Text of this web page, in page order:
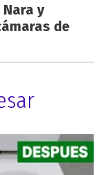
y
de